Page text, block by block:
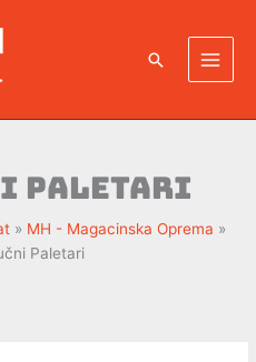
Pretraga
Paletari
MH - Magacinska Oprema
Paletari